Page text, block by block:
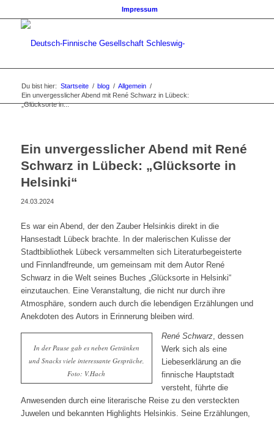
Impressum
Du bist hier: Startseite / blog / Allgemein /
Ein unvergesslicher Abend mit René Schwarz in Lübeck:
„Glücksorte in...
Ein unvergesslicher Abend mit René
Schwarz in Lübeck: „Glücksorte in
Helsinki“
24.03.2024
Es war ein Abend, der den Zauber Helsinkis direkt in die
Hansestadt Lübeck brachte. In der malerischen Kulisse der
Stadtbibliothek Lübeck versammelten sich Literaturbegeisterte
und Finnlandfreunde, um gemeinsam mit dem Autor René
Schwarz in die Welt seines Buches „Glücksorte in Helsinki“
einzutauchen. Eine Veranstaltung, die nicht nur durch ihre
Atmosphäre, sondern auch durch die lebendigen Erzählungen und
Anekdoten des Autors in Erinnerung bleiben wird.
In der Pause gab es neben Getränken
und Snacks viele interessante Gespräche,
Foto: V.Hach
René Schwarz, dessen
Werk sich als eine
Liebeserklärung an die
finnische Hauptstadt
versteht, führte die
Anwesenden durch eine literarische Reise zu den versteckten
Juwelen und bekannten Highlights Helsinkis. Seine Erzählungen,